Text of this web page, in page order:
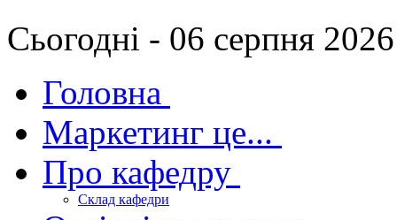
Сьогодні - 06 серпня
Головна
Маркетинг це...
Про кафедру
Склад кафедри